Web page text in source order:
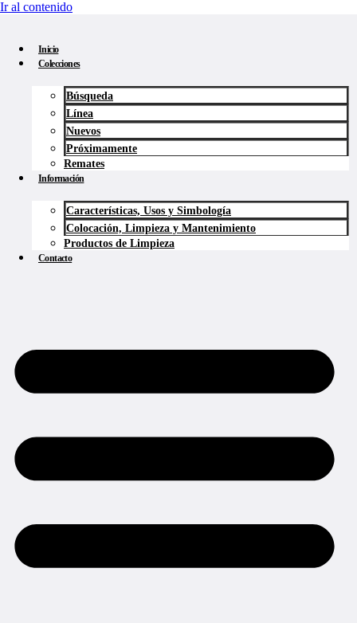
Ir al contenido
Inicio
Colecciones
Búsqueda
Línea
Nuevos
Próximamente
Remates
Información
Características, Usos y Simbología
Colocación, Limpieza y Mantenimiento
Productos de Limpieza
Contacto